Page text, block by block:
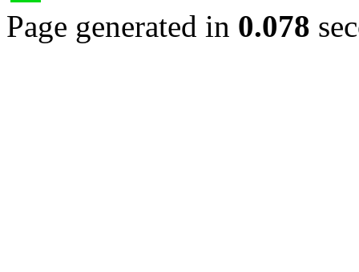
Page generated in 0.078